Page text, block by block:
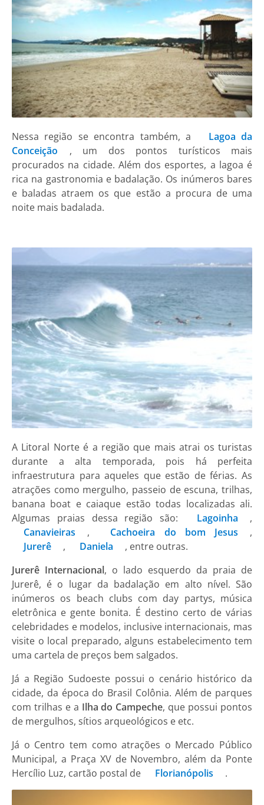
Nessa região se encontra também, a
Lagoa da
Conceição
, um dos pontos turísticos mais
procurados na cidade. Além dos esportes, a lagoa é
rica na gastronomia e badalação. Os inúmeros bares
e baladas atraem os que estão a procura de uma
noite mais badalada.
A Litoral Norte é a região que mais atrai os turistas
durante a alta temporada, pois há perfeita
infraestrutura para aqueles que estão de férias. As
atrações como mergulho, passeio de escuna, trilhas,
banana boat e caiaque estão todas localizadas ali.
Algumas praias dessa região são:
Lagoinha
,
Canavieiras
, Cachoeira do bom Jesus
,
Jurerê
, Daniela
, entre outras.
Jurerê Internacional, o lado esquerdo da praia de
Jurerê, é o lugar da badalação em alto nível. São
inúmeros os beach clubs com day partys, música
eletrônica e gente bonita. É destino certo de várias
celebridades e modelos, inclusive internacionais, mas
visite o local preparado, alguns estabelecimento tem
uma cartela de preços bem salgados.
Já a Região Sudoeste possui o cenário histórico da
cidade, da época do Brasil Colônia. Além de parques
com trilhas e a Ilha do Campeche, que possui pontos
de mergulhos, sítios arqueológicos e etc.
Já o Centro tem como atrações o Mercado Público
Municipal, a Praça XV de Novembro, além da Ponte
Hercílio Luz, cartão postal de
Florianópolis .